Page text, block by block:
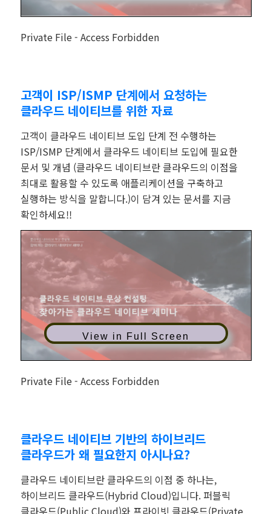
Private File - Access Forbidden
고객이 ISP/ISMP 단계에서 요청하는
클라우드 네이티브를 위한 자료
고객이 클라우드 네이티브 도입 단계 전 수행하는
ISP/ISMP 단계에서 클라우드 네이티브 도입에 필요한
문서 및 개념 (클라우드 네이티브란 클라우드의 이점을
최대로 활용할 수 있도록 애플리케이션을 구축하고
실행하는 방식을 말합니다.)이 담겨 있는 문서를 지금
확인하세요!!
View in Full Screen
Private File - Access Forbidden
클라우드 네이티브 기반의 하이브리드
클라우드가 왜 필요한지 아시나요?
클라우드 네이티브란 클라우드의 이점 중 하나는,
하이브리드 클라우드(Hybrid Cloud)입니다. 퍼블릭